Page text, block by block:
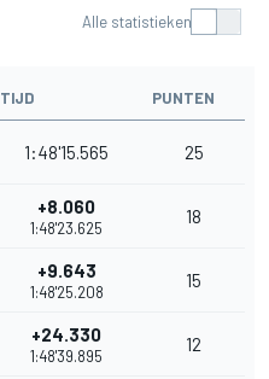
Alle statistieken
TIJD PUNTEN
1:48'15.565 25
+8.060
1:48'23.625
18
+9.643
1:48'25.208
15
+24.330
1:48'39.895
12